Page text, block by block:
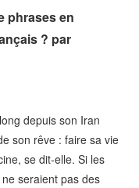
phrases en
? par
depuis son Iran
son rêve : faire sa vie
se dit-elle. Si les
seraient pas des